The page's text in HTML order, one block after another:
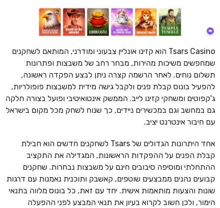
Tsars Casino הוא קזינו אונליין צבעוני ומודרני, המותאם לשחקנים
שמחפשים משיכות מהירות, מבחר רחב של משבצות ופתרונות
תשלום נוחים. לאחר הרשמה קצרה ניתן לבצע הפקדה ראשונה,
להפעיל בונוס קבלת פנים ולקבל גישה מידית למשבצות פופולריות,
ג'קפוטים ומשחקי קזינו לייב. הממשק אינטואיטיבי ופועל בצורה חלקה
גם במחשב וגם במכשירים ניידים, כך שנוח לשחק מכל מקום בישראל
עם חיבור אינטרנט יציב.
אחד היתרונות הגדולים של Tsars לשחקנים חדשים הוא חבילת
קבלת הפנים על ההפקדות הראשונות, המגדילה את התקציב
ההתחלתי ומוסיפה סיבובים חינם על משבצות נבחרות. שחקנים
קבועים נהנים ממבצעים שוטפים, קאשבק ותוכנית נאמנות עם דרגות
שונות והצעות מותאמות אישית. יחד עם זאת, כל בונוס מלווה בתנאי
הימור, ולכן חשוב לקרוא בעיון את תנאי המבצע לפני ההפעלה